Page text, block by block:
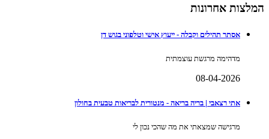
המלצות אחרונות
אסתר תהילים וקבלה - ייעוץ אישי וטלפוני בגוש דן
מדהימה מרגשת עוצמתית
08-04-2026
אתי רצאבי | בריה בריאה - מנטורית לבריאות טבעית בחולון
מרגישה שמצאתי את מה שהכי נכון לי